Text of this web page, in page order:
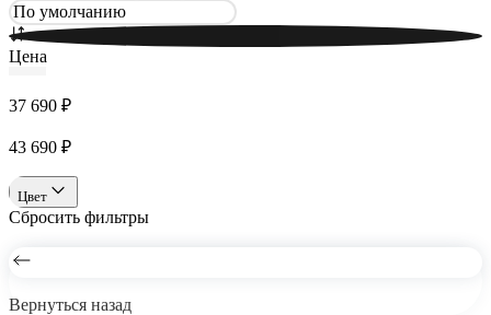
Цена
37 690 ₽
43 690 ₽
Цвет
Сбросить фильтры
Вернуться назад